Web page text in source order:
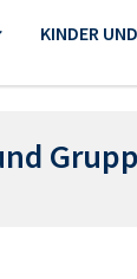
KINDER